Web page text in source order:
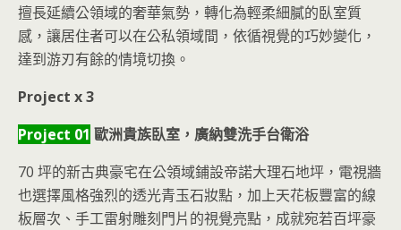
擅長延續公領域的奢華氣勢，轉化為輕柔細膩的臥室質
感，讓居住者可以在公私領域間，依循視覺的巧妙變化，
達到游刃有餘的情境切換。
Project x 3
Project 01 歐洲貴族臥室，廣納雙洗手台衛浴
70 坪的新古典豪宅在公領域鋪設帝諾大理石地坪，電視牆
也選擇風格強烈的透光青玉石妝點，加上天花板豐富的線
板層次、手工雷射雕刻門片的視覺亮點，成就宛若百坪豪